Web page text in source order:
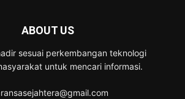
ABOUT US
sesuai perkembangan teknologi
untuk mencari informasi.